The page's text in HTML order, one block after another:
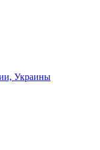
Украины